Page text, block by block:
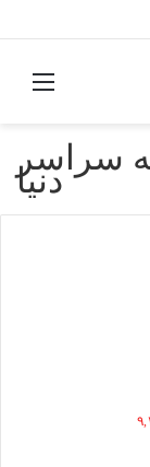
سراسر
دنیا